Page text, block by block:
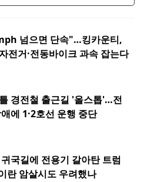
넘으면 단속"…킹카운티,
전거·전동바이크 과속 잡는다
경전철 출근길 '올스톱'…전
에 1·2호선 운행 중단
국길에 전용기 갈아탄 트럼
란 암살시도 우려했나